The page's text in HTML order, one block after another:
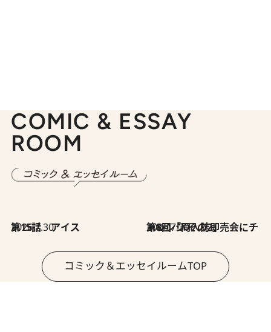
COMIC & ESSAY
ROOM
2026.7.30
第15話 アイス 2026.7.30
第8回「同人誌即売会にチャレンジ その2」
コミック＆エッセイルームTOP